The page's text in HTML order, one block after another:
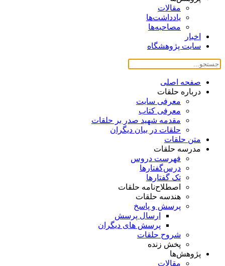
مقالات
یادداشت‌ها
مصاحبه‌ها
اخبار
سایت پژوهشگاه
صفحه اصلی
درباره حلقات
معرفی سایت
معرفی کتاب
مقدمه شهید صدر بر حلقات
حلقات در بیان دیگران
متن حلقات
مدرسه حلقات
فهرست دروس
درس‌گفتار‌ها
تک گفتارها
اصطلاح‌نامه حلقات
هندسه حلقات
پرسش و پاسخ
ارسال پرسش
پرسش های دیگران
شروح حلقات
پخش زنده
پژوهش‌ها
مقالات